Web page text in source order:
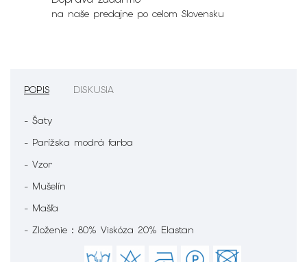
na naše predajne po celom Slovensku
POPIS DISKUSIA
- Šaty
- Parížska modrá farba
- Vzor
- Mušelín
- Mašľa
- Zloženie : 80% Viskóza 20% Elastan